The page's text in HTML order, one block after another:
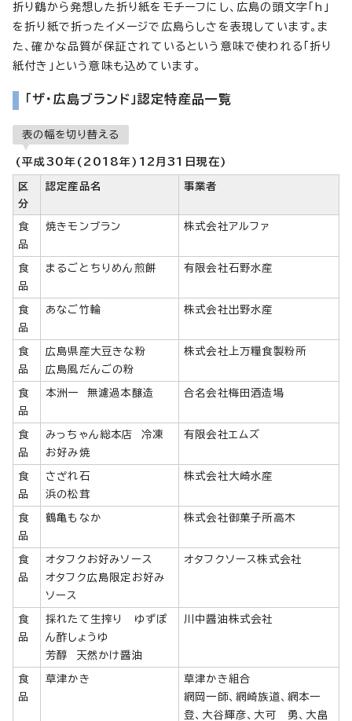
折り鶴から発想した折り紙をモチーフにし、広島の頭文字「h」
を折り紙で折ったイメージで広島らしさを表現しています。ま
た、確かな品質が保証されているという意味で使われる「折り
紙付き」という意味も込めています。
「ザ・広島ブランド」認定特産品一覧
表の幅を切り替える
(平成30年(2018年)12月31日現在)
区
分
認定産品名 事業者
食
品
焼きモンブラン 株式会社アルファ
食
品
まるごとちりめん煎餅 有限会社石野水産
食
品
あなご竹輪 株式会社出野水産
食
品
広島県産大豆きな粉
広島風だんごの粉
株式会社上万糧食製粉所
食
品
本洲一 無濾過本醸造 合名会社梅田酒造場
食
品
みっちゃん総本店 冷凍
お好み焼
有限会社エムズ
食
品
さざれ石
浜の松茸
株式会社大崎水産
食
品
鶴亀もなか 株式会社御菓子所高木
食
品
オタフクお好みソース
オタフク広島限定お好み
ソース
オタフクソース株式会社
食
品
採れたて生搾り ゆずぽ
ん酢しょうゆ
芳醇 天然かけ醤油
川中醤油株式会社
食
品
草津かき
草津かき組合
網岡一師、網崎族道、網本一
登、大谷輝彦、大可 勇、大畠